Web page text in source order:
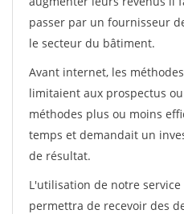
passer par un fournisseur
le secteur du bâtiment.
Avant internet, les
limitaient aux prospectus
méthodes plus ou moins
temps et demandait un
de résultat.
L'utilisation de notre
permettra de recevoir des